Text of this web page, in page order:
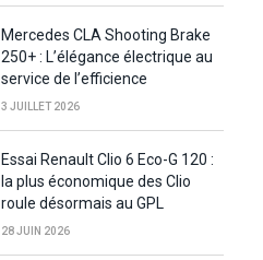
Mercedes CLA Shooting Brake
250+ : L’élégance électrique au
service de l’efficience
3 JUILLET 2026
Essai Renault Clio 6 Eco-G 120 :
la plus économique des Clio
roule désormais au GPL
28 JUIN 2026